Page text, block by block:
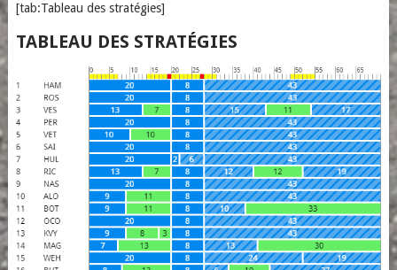
[tab:Tableau des stratégies]
TABLEAU DES STRATÉGIES